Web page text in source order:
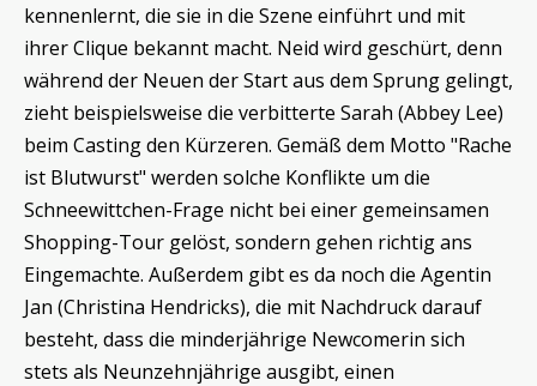
kennenlernt, die sie in die Szene einführt und mit
ihrer Clique bekannt macht. Neid wird geschürt, denn
während der Neuen der Start aus dem Sprung gelingt,
zieht beispielsweise die verbitterte Sarah (Abbey Lee)
beim Casting den Kürzeren. Gemäß dem Motto "Rache
ist Blutwurst" werden solche Konflikte um die
Schneewittchen-Frage nicht bei einer gemeinsamen
Shopping-Tour gelöst, sondern gehen richtig ans
Eingemachte. Außerdem gibt es da noch die Agentin
Jan (Christina Hendricks), die mit Nachdruck darauf
besteht, dass die minderjährige Newcomerin sich
stets als Neunzehnjährige ausgibt, einen